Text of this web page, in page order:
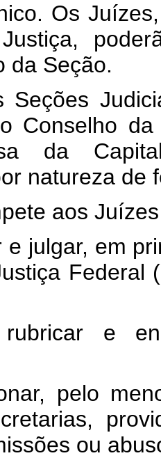
Os
da Seção.
Seções
Conselho
da
natureza de
aos
e julgar, em
Federal
e
pelo
ou